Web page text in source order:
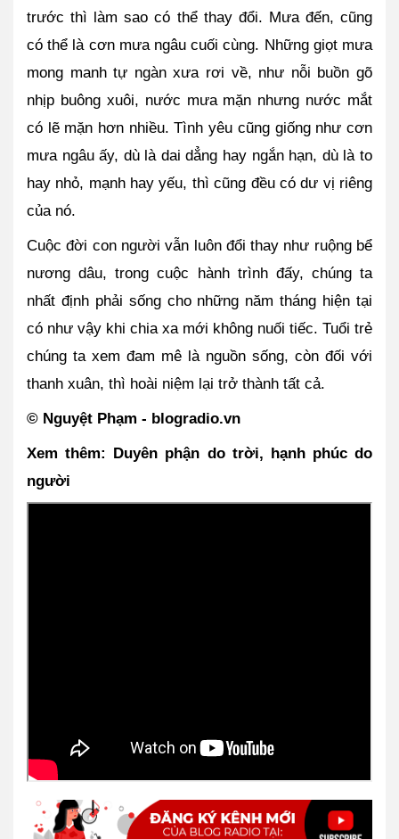
trước thì làm sao có thể thay đổi. Mưa đến, cũng
có thể là cơn mưa ngâu cuối cùng. Những giọt mưa
mong manh tự ngàn xưa rơi về, như nỗi buồn gõ
nhịp buông xuôi, nước mưa mặn nhưng nước mắt
có lẽ mặn hơn nhiều. Tình yêu cũng giống như cơn
mưa ngâu ấy, dù là dai dẳng hay ngắn hạn, dù là to
hay nhỏ, mạnh hay yếu, thì cũng đều có dư vị riêng
của nó.
Cuộc đời con người vẫn luôn đổi thay như ruộng bể
nương dâu, trong cuộc hành trình đấy, chúng ta
nhất định phải sống cho những năm tháng hiện tại
có như vậy khi chia xa mới không nuối tiếc. Tuổi trẻ
chúng ta xem đam mê là nguồn sống, còn đối với
thanh xuân, thì hoài niệm lại trở thành tất cả.
© Nguyệt Phạm - blogradio.vn
Xem thêm: Duyên phận do trời, hạnh phúc do
người